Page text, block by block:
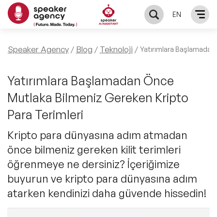
EN
KONUŞMACILAR
Yerel Konuşmacılar
Global Konuşmacılar
Tüm Konuşmacılar
KONULAR
Öne Çıkan Konular
Exclusive Konuşmacılarımız
Ünlü Konuşmacılar
İlham Veren Konuşmacılar
ÇÖZÜMLER
Keynote & Konuşma
Master Class Workshop
Akış Sunumu & Moderasyon
INFLUENCER
HAKKIMIZDA
Biz Kimiz?
BLOG
Speaker Agency Blog Teknoloji Yatırımlara
Yatırımlara Başlamadan Önce
Mutlaka Bilmeniz Gereken Kripto
Para Terimleri
Kripto para dünyasına adım atmadan
önce bilmeniz gereken kilit terimleri
öğrenmeye ne dersiniz? İçeriğimize
buyurun ve kripto para dünyasına adım
atarken kendinizi daha güvende hissedin!